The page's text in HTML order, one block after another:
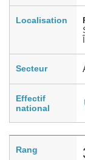
Localisation
Secteur
Effectif
national
Rang